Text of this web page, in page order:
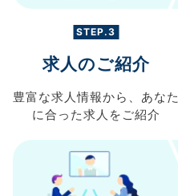
STEP.3
求人のご紹介
豊富な求人情報から、 あなた
に合った求人を ご紹介